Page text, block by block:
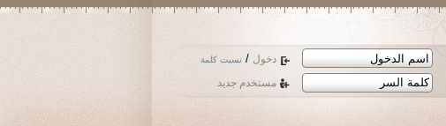
دخول / نسيت كلمة
مستخدم جديد